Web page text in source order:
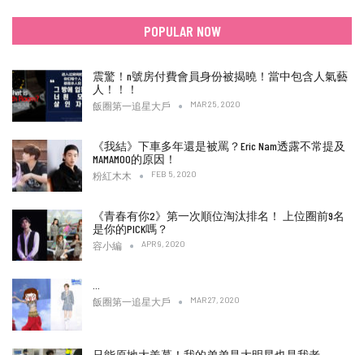
POPULAR NOW
震驚！n號房付費會員身份被揭曉！當中包含人氣藝
人！！！
飯圈第一追星大戶 MAR 25, 2020
《我結》下車多年還是被罵？Eric Nam透露不常提及
MAMAMOO的原因！
粉紅木木 FEB 5, 2020
《青春有你2》第一次順位淘汰排名！ 上位圈前9名
是你的PICK嗎？
容小編 APR 9, 2020
飯圈第一追星大戶 MAR 27, 2020